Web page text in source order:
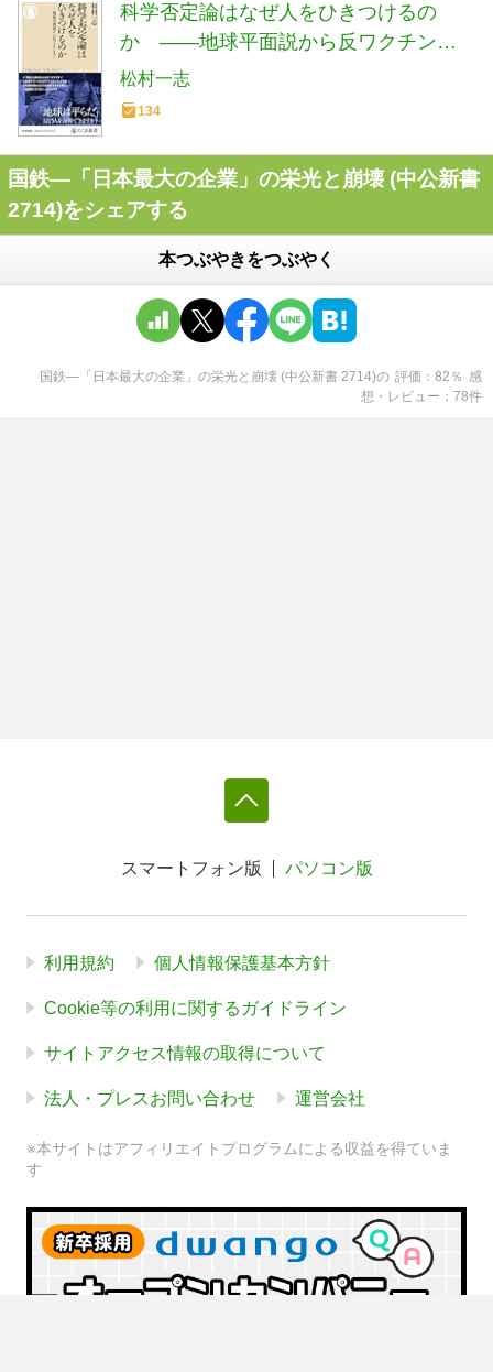
科学否定論はなぜ人をひきつけるの
か ――地球平面説から反ワクチンま
で (ちくま新書 １９２２)
松村一志
134
国鉄―「日本最大の企業」の栄光と崩壊 (中公新書
2714)をシェアする
本つぶやきをつぶやく
国鉄―「日本最大の企業」の栄光と崩壊 (中公新書 2714)の 評価 82 ％ 感
想・レビュー
78件
スマートフォン版 パソコン版
利用規約 個人情報保護基本方針
Cookie等の利用に関するガイドライン
サイトアクセス情報の取得について
法人・プレスお問い合わせ 運営会社
※本サイトはアフィリエイトプログラムによる収益を得ていま
す